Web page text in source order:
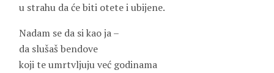
u strahu da će biti otete i ubijene.
Nadam se da si kao ja –
da slušaš bendove
koji te umrtvljuju već godinama